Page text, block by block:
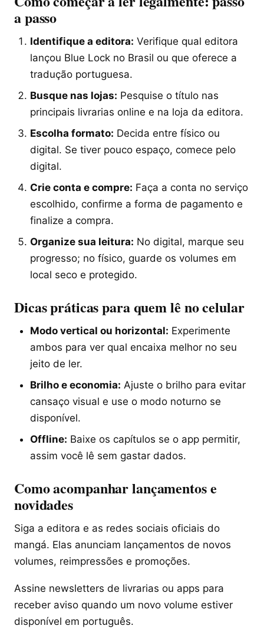
a passo
Identifique a editora: Verifique qual editora
lançou Blue Lock no Brasil ou que oferece a
tradução portuguesa.
Busque nas lojas: Pesquise o título nas
principais livrarias online e na loja da editora.
Escolha formato: Decida entre físico ou
digital. Se tiver pouco espaço, comece pelo
digital.
Crie conta e compre: Faça a conta no serviço
escolhido, confirme a forma de pagamento e
finalize a compra.
Organize sua leitura: No digital, marque seu
progresso; no físico, guarde os volumes em
local seco e protegido.
Dicas práticas para quem lê no celular
Modo vertical ou horizontal: Experimente
ambos para ver qual encaixa melhor no seu
jeito de ler.
Brilho e economia: Ajuste o brilho para evitar
cansaço visual e use o modo noturno se
disponível.
Offline: Baixe os capítulos se o app permitir,
assim você lê sem gastar dados.
Como acompanhar lançamentos e
novidades
Siga a editora e as redes sociais oficiais do
mangá. Elas anunciam lançamentos de novos
volumes, reimpressões e promoções.
Assine newsletters de livrarias ou apps para
receber aviso quando um novo volume estiver
disponível em português.